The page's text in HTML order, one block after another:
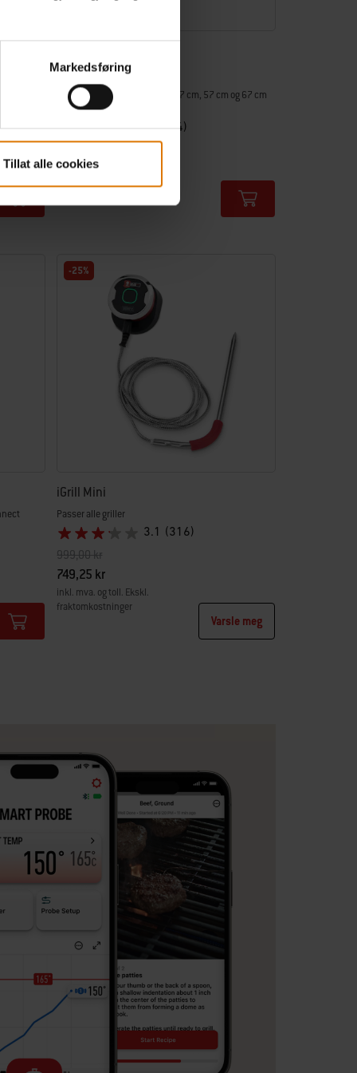
Markedsføring
Tillat alle cookies
Laget til Webers kullgriller på 47 cm, 57 cm og 67 cm
(2011 og nyere)
4.6 (44)
inkl. mva. og toll. Ekskl.
fraktomkostninger
Color Options
-25%
iGrill Mini
Passer alle griller
3.1
(316)
Pris redusert fra
999,00 krtil
749,25 kr
inkl. mva. og toll. Ekskl.
fraktomkostninger
Varsle meg